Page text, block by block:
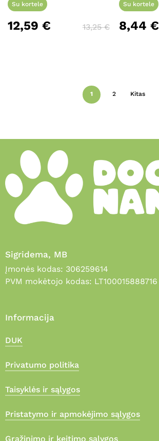
Su kortele
12,59 € 13,25€
Su kortele
8,44€
1 2 Kitas
Sigridema, MB
Įmonės kodas: 306259614
PVM mokėtojo kodas: LT100015888716
Informacija
DUK
Privatumo politika
Taisyklės ir sąlygos
Pristatymo ir apmokėjimo sąlygos
Grąžinimo ir keitimo sąlygos